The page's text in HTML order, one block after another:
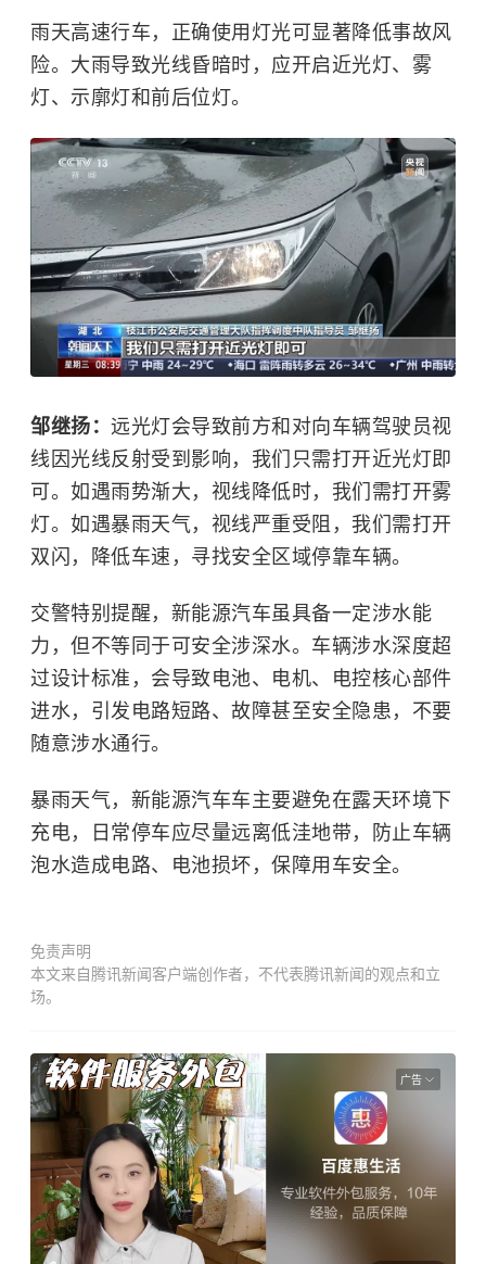
雨天高速行车，正确使用灯光可显著降低事故风
险。大雨导致光线昏暗时，应开启近光灯、雾
灯、示廓灯和前后位灯。
邹继扬： 远光灯会导致前方和对向车辆驾驶员视
线因光线反射受到影响，我们只需打开近光灯即
可。如遇雨势渐大，视线降低时，我们需打开雾
灯。如遇暴雨天气，视线严重受阻，我们需打开
双闪，降低车速，寻找安全区域停靠车辆。
交警特别提醒，新能源汽车虽具备一定涉水能
力，但不等同于可安全涉深水。车辆涉水深度超
过设计标准，会导致电池、电机、电控核心部件
进水，引发电路短路、故障甚至安全隐患，不要
随意涉水通行。
暴雨天气，新能源汽车车主要避免在露天环境下
充电，日常停车应尽量远离低洼地带，防止车辆
泡水造成电路、电池损坏，保障用车安全。
免责声明
本文来自腾讯新闻客户端创作者，不代表腾讯新闻的观点和立
场。
广告